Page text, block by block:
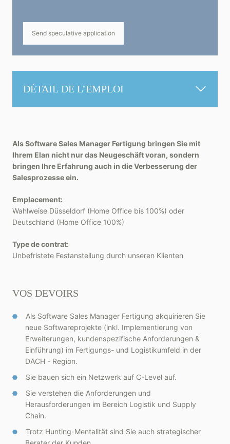
Send speculative application
DÉTAIL DE L’EMPLOI
Als Software Sales Manager Fertigung bringen Sie mit
Ihrem Elan nicht nur das Neugeschäft voran, sondern
bringen Ihre Erfahrung auch in die Verbesserung der
Salesprozesse ein.
Emplacement:
Wahlweise Düsseldorf (Home Office bis 100%) oder
Deutschland (Home Office 100%)
Type de contrat:
Unbefristete Festanstellung durch unseren Klienten
VOS DEVOIRS
Als Software Sales Manager Fertigung akquirieren Sie
neue Softwareprojekte (inkl. Implementierung von
Erweiterungen, kundenspezifische Anforderungen &
Einführung) im Fertigungs- und Logistikumfeld in der
DACH - Region.
Sie bauen sich ein Netzwerk auf C-Level auf.
Sie verstehen die Anforderungen und
Herausforderungen im Bereich Logistik und Supply
Chain.
Trotz Hunting-Mentalität sind Sie auch strategischer